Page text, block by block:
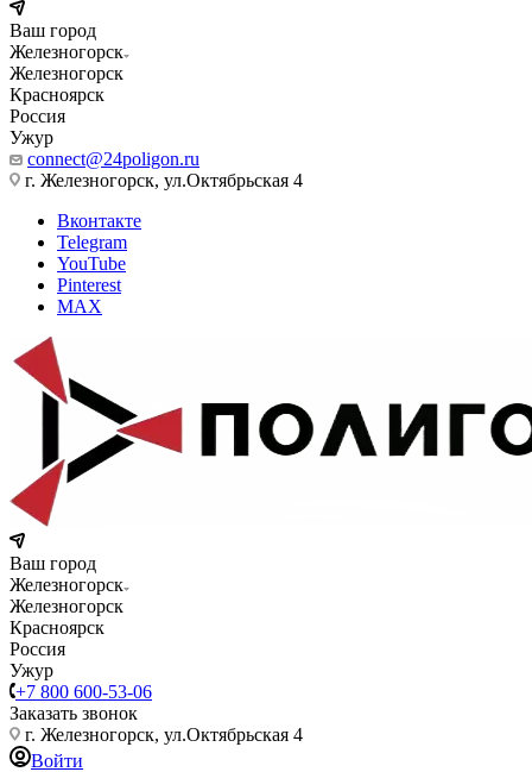
Ваш город
Железногорск
Железногорск
Красноярск
Россия
Ужур
connect@24poligon.ru
г. Железногорск, ул.Октябрьская 4
Вконтакте
Telegram
YouTube
Pinterest
MAX
Ваш город
Железногорск
Железногорск
Красноярск
Россия
Ужур
+7 800 600-53-06
Заказать звонок
г. Железногорск, ул.Октябрьская 4
Войти